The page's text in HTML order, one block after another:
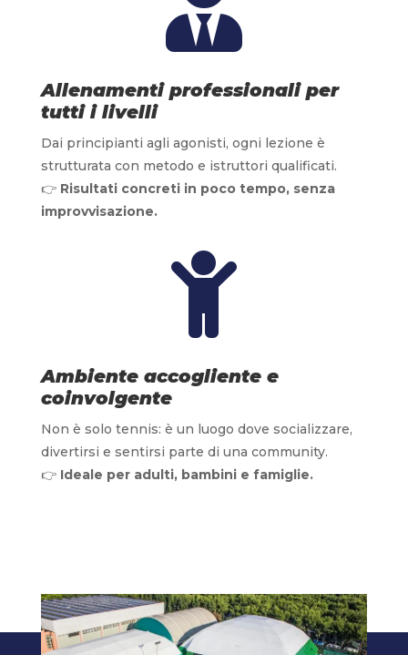
Allenamenti professionali per
tutti i livelli
Dai principianti agli agonisti, ogni lezione è
strutturata con metodo e istruttori qualificati.
👉 Risultati concreti in poco tempo, senza
improvvisazione.

Ambiente accogliente e
coinvolgente
Non è solo tennis: è un luogo dove socializzare,
divertirsi e sentirsi parte di una community.
👉 Ideale per adulti, bambini e famiglie.